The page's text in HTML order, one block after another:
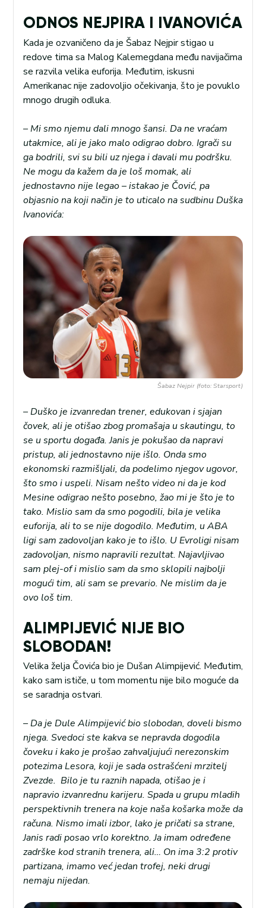
ODNOS NEJPIRA I IVANOVIĆA
Kada je ozvaničeno da je Šabaz Nejpir stigao u
redove tima sa Malog Kalemegdana među navijačima
se razvila velika euforija. Međutim, iskusni
Amerikanac nije zadovoljio očekivanja, što je povuklo
mnogo drugih odluka.
– Mi smo njemu dali mnogo šansi. Da ne vraćam
utakmice, ali je jako malo odigrao dobro. Igrači su
ga bodrili, svi su bili uz njega i davali mu podršku.
Ne mogu da kažem da je loš momak, ali
jednostavno nije legao – istakao je Čović, pa
objasnio na koji način je to uticalo na sudbinu Duška
Ivanovića:
Šabaz Nejpir (foto: Starsport)
– Duško je izvanredan trener, edukovan i sjajan
čovek, ali je otišao zbog promašaja u skautingu, to
se u sportu događa. Janis je pokušao da napravi
pristup, ali jednostavno nije išlo. Onda smo
ekonomski razmišljali, da podelimo njegov ugovor,
što smo i uspeli. Nisam nešto video ni da je kod
Mesine odigrao nešto posebno, žao mi je što je to
tako. Mislio sam da smo pogodili, bila je velika
euforija, ali to se nije dogodilo. Međutim, u ABA
ligi sam zadovoljan kako je to išlo. U Evroligi nisam
zadovoljan, nismo napravili rezultat. Najavljivao
sam plej-of i mislio sam da smo sklopili najbolji
mogući tim, ali sam se prevario. Ne mislim da je
ovo loš tim.
ALIMPIJEVIĆ NIJE BIO
SLOBODAN!
Velika želja Čovića bio je Dušan Alimpijević. Međutim,
kako sam ističe, u tom momentu nije bilo moguće da
se saradnja ostvari.
– Da je Dule Alimpijević bio slobodan, doveli bismo
njega. Svedoci ste kakva se nepravda dogodila
čoveku i kako je prošao zahvaljujući nerezonskim
potezima Lesora, koji je sada ostrašćeni mrzitelj
Zvezde. Bilo je tu raznih napada, otišao je i
napravio izvanrednu karijeru. Spada u grupu mladih
perspektivnih trenera na koje naša košarka može da
računa. Nismo imali izbor, lako je pričati sa strane,
Janis radi posao vrlo korektno. Ja imam određene
zadrške kod stranih trenera, ali… On ima 3:2 protiv
partizana, imamo već jedan trofej, neki drugi
nemaju nijedan.